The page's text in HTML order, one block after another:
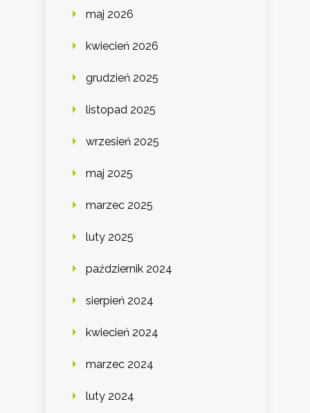
maj 2026
kwiecień 2026
grudzień 2025
listopad 2025
wrzesień 2025
maj 2025
marzec 2025
luty 2025
październik 2024
sierpień 2024
kwiecień 2024
marzec 2024
luty 2024